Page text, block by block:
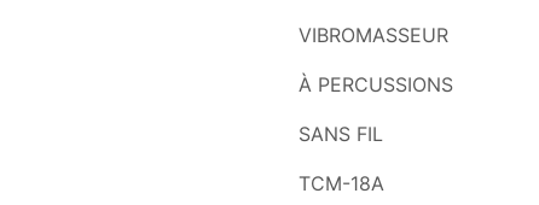
VIBROMASSEUR
À PERCUSSIONS
SANS FIL
TCM-18A